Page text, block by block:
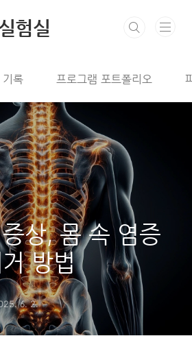
험실
록 프로그램 포트폴리오
상, 몸 속 염증
방법
6. 2.